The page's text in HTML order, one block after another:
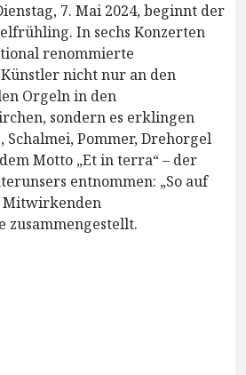
7. Mai 2024, beginnt der
In sechs Konzerten
renommierte
nicht nur an den
Orgeln in den
sondern es erklingen
Schalmei, Pommer, Drehorgel
Motto „Et in terra“ – der
entnommen: „So auf
Mitwirkenden
zusammengestellt.